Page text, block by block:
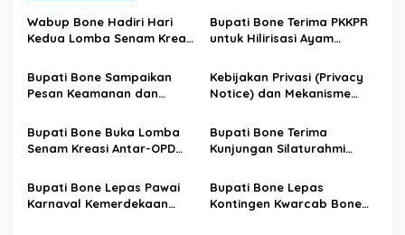
Wabup Bone Hadiri Hari
Kedua Lomba Senam Kreasi
Bupati Bone Terima PKKPR
untuk Hilirisasi Ayam
Bupati Bone Sampaikan
Pesan Keamanan dan
Kebijakan Privasi (Privacy
Notice) dan Mekanisme
Data pada Portal Bone
Satu Data
Bupati Bone Buka Lomba
Senam Kreasi Antar-OPD
Bupati Bone Terima
Kunjungan Silaturahmi
XIV/Hasanuddin
Bupati Bone Lepas Pawai
Karnaval Kemerdekaan
Bupati Bone Lepas
Kontingen Kwarcab Bone